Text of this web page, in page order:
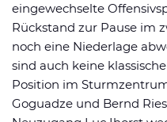
eingewechselte
Rückstand zur Pause im
noch eine Niederlage
sind auch keine
Position im
Goguadze und Bernd